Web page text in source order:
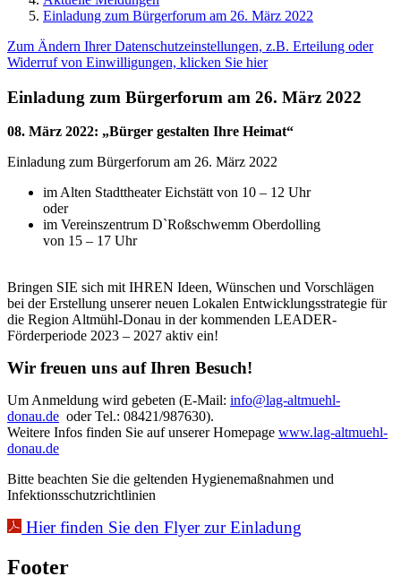
Einladung zum Bürgerforum am 26. März 2022
Zum Ändern Ihrer Datenschutzeinstellungen, z.B. Erteilung oder
Widerruf von Einwilligungen, klicken Sie hier
Einladung zum Bürgerforum am 26. März 2022
08. März 2022: „Bürger gestalten Ihre Heimat“
Einladung zum Bürgerforum am 26. März 2022
im Alten Stadttheater Eichstätt von 10 – 12 Uhr
oder
im Vereinszentrum D`Roßschwemm Oberdolling
von 15 – 17 Uhr
Bringen SIE sich mit IHREN Ideen, Wünschen und Vorschlägen
bei der Erstellung unserer neuen Lokalen Entwicklungsstrategie für
die Region Altmühl-Donau in der kommenden LEADER-
Förderperiode 2023 – 2027 aktiv ein!
Wir freuen uns auf Ihren Besuch!
Um Anmeldung wird gebeten (E-Mail: info@lag-altmuehl-
donau.de oder Tel.: 08421/987630).
Weitere Infos finden Sie auf unserer Homepage www.lag-altmuehl-
donau.de
Bitte beachten Sie die geltenden Hygienemaßnahmen und
Infektionsschutzrichtlinien
Hier finden Sie den Flyer zur Einladung
Footer